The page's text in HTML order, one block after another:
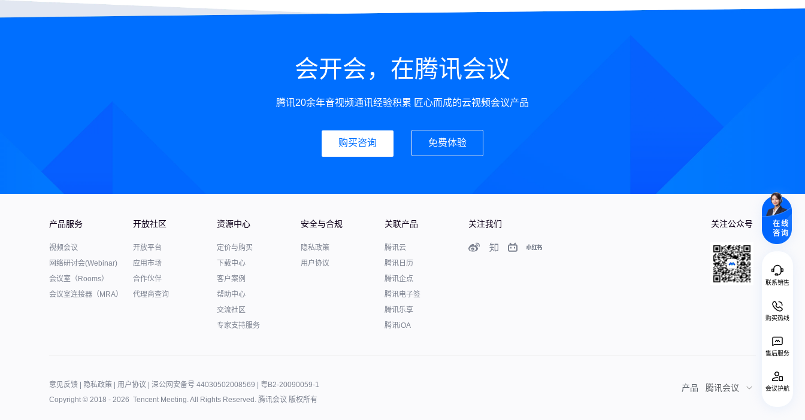
在线
咨询
联系销售
购买热线
售后服务
会议护航
会开会，在腾讯会议
腾讯20余年音视频通讯经验积累 匠心而成的云视频会议产品
购买咨询 免费体验
产品服务
视频会议
网络研讨会(Webinar)
会议室（Rooms）
会议室连接器（MRA）
开放社区
开放平台
应用市场
合作伙伴
代理商查询
资源中心
定价与购买
下载中心
客户案例
帮助中心
交流社区
专家支持服务
安全与合规
隐私政策
用户协议
关联产品
腾讯云
腾讯日历
腾讯企点
腾讯电子签
腾讯乐享
腾讯iOA
关注我们 关注公众号
意见反馈 隐私政策 用户协议 深公网安备号 44030502008569
粤B2-20090059-1
Copyright © 2018 - 2026 Tencent Meeting. All Rights Reserved. 腾讯会议 版权所有
产品 腾讯会议